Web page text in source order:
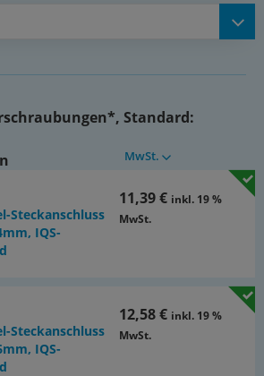
PTFE-beschichteten Gewinde oder mit
9 (Seite 52)
und passenden Schläuchen
Standard:
MwSt.
Steckanschluss
IQS-
11,39 € inkl. 19 %
MwSt.
Steckanschluss
IQS-
12,58 € inkl. 19 %
MwSt.